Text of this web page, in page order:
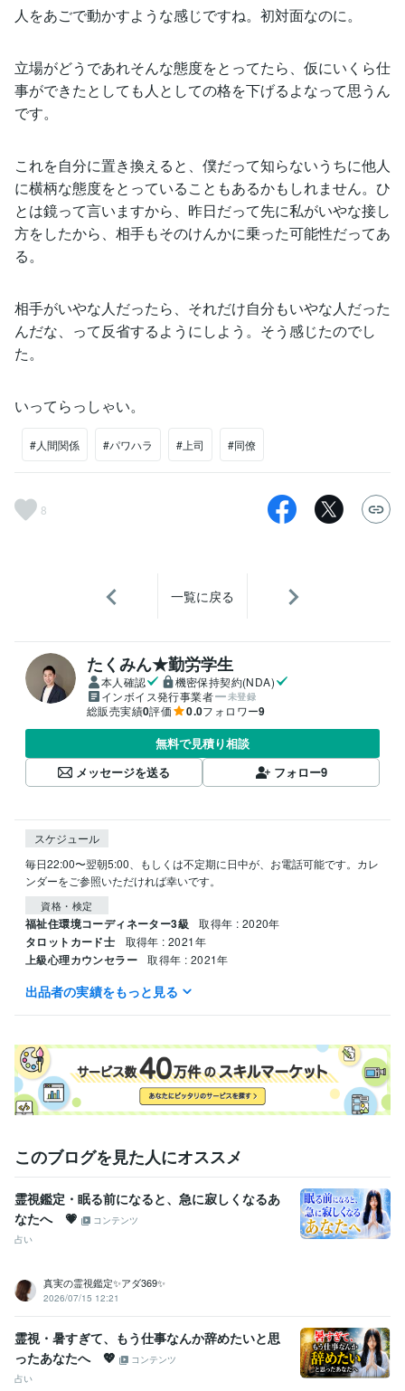
人をあごで動かすような感じですね。初対面なのに。
立場がどうであれそんな態度をとってたら、仮にいくら仕
事ができたとしても人としての格を下げるよなって思うん
です。
これを自分に置き換えると、僕だって知らないうちに他人
に横柄な態度をとっていることもあるかもしれません。ひ
とは鏡って言いますから、昨日だって先に私がいやな接し
方をしたから、相手もそのけんかに乗った可能性だってあ
る。
相手がいやな人だったら、それだけ自分もいやな人だった
んだな、って反省するようにしよう。そう感じたのでし
た。
いってらっしゃい。
#人間関係 #パワハラ #上司 #同僚
8
一覧に戻る
たくみん★勤労学生
本人確認
機密保持契約(NDA)
インボイス発行事業者
未登録
総販売実績0評価 0.0フォロワー9
無料で見積り相談
メッセージを送る
フォロー9
スケジュール
毎日22:00〜翌朝5:00、もしくは不定期に日中が、お電話可能です。カレ
ンダーをご参照いただければ幸いです。
資格・検定
福祉住環境コーディネーター3級 取得年 : 2020年
タロットカード士 取得年 : 2021年
上級心理カウンセラー 取得年 : 2021年
得意分野
関東リハビリテーション専門学校 2023年3月 ~ 現在
出品者の実績をもっと見る
このブログを見た人にオススメ
霊視鑑定・眠る前になると、急に寂しくなるあ
なたへ 💗
コンテンツ
占い
真実の霊視鑑定✨アダ369✨
2026/07/15 12:21
霊視・暑すぎて、もう仕事なんか辞めたいと思
ったあなたへ 💖
コンテンツ
占い